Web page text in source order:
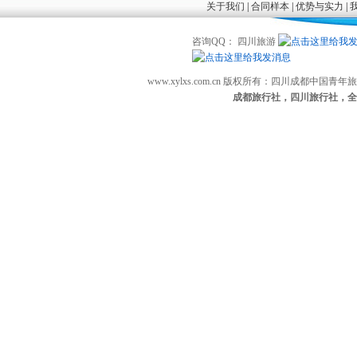
关于我们 合同样本| 优势与实力
咨询QQ： 四川旅游
www.xylxs.com.cn 版权所有：四川成都中国青
成都旅行社，四川旅行社，